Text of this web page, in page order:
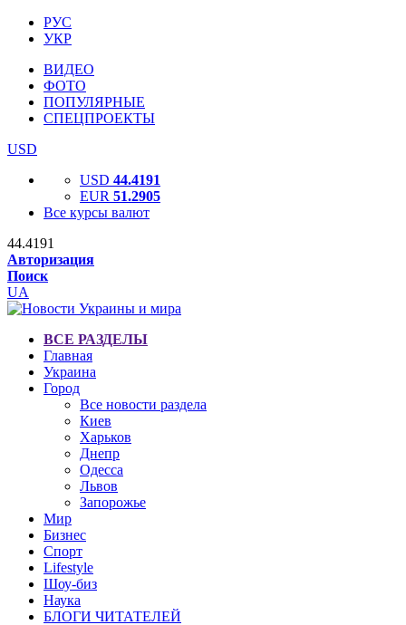
РУС
УКР
ВИДЕО
ФОТО
ПОПУЛЯРНЫЕ
СПЕЦПРОЕКТЫ
USD
USD 44.4191
EUR 51.2905
Все курсы валют
44.4191
Авторизация
Поиск
UA
ВСЕ РАЗДЕЛЫ
Главная
Украина
Город
Все новости раздела
Киев
Харьков
Днепр
Одесса
Львов
Запорожье
Мир
Бизнес
Спорт
Lifestyle
Шоу-биз
Наука
БЛОГИ ЧИТАТЕЛЕЙ